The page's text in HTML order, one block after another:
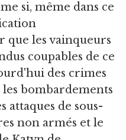
si, même dans ce
que les vainqueurs
coupables de ce
des crimes
bombardements
attaques de sous-
non armés et le